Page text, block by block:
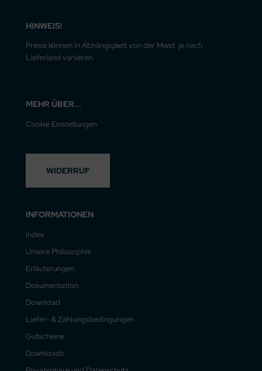
HINWEIS!
Preise können in Abhängigkeit von der Mwst. je nach
Lieferland variieren.
MEHR ÜBER...
Cookie Einstellungen
WIDERRUF
INFORMATIONEN
Index
Unsere Philosophie
Erläuterungen
Dokumentation
Download
Liefer- & Zahlungsbedingungen
Gutscheine
Downloads